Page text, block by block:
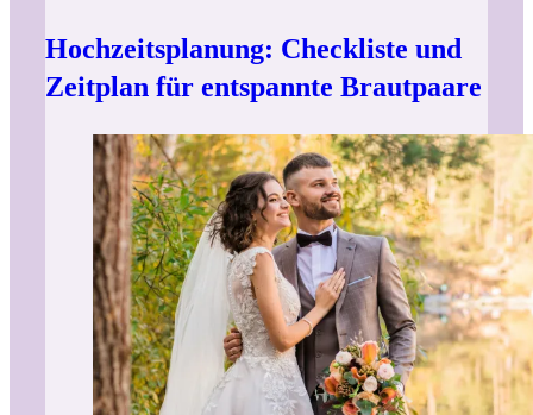
Hochzeitsplanung: Checkliste und
Zeitplan für entspannte Brautpaare